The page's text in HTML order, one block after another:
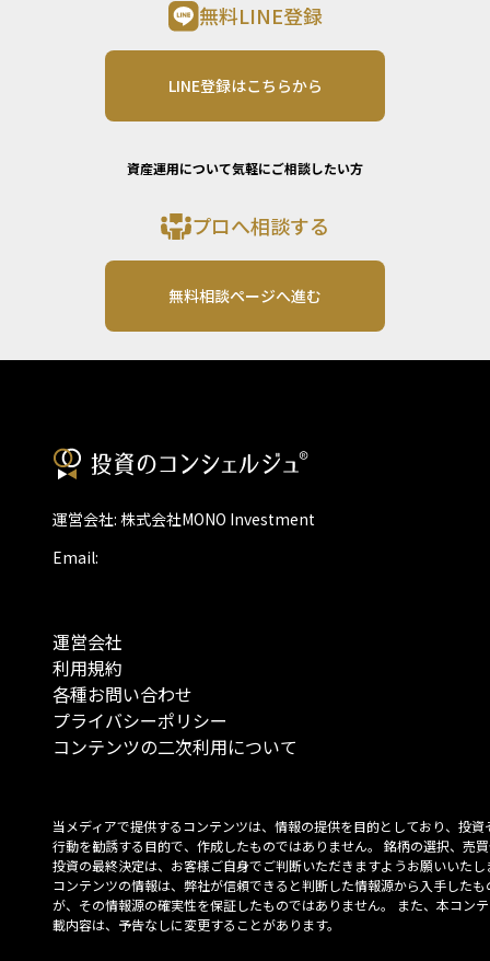
無料LINE登録
LINE登録はこちらから
資産運用について気軽にご相談したい方
プロへ相談する
無料相談ページへ進む
運営会社: 株式会社MONO Investment
Email:
運営会社
利用規約
各種お問い合わせ
プライバシーポリシー
コンテンツの二次利用について
当メディアで提供するコンテンツは、情報の提供を目的としており、投資
行動を勧誘する目的で、作成したものではありません。 銘柄の選択、売
投資の最終決定は、お客様ご自身でご判断いただきますようお願いいたし
コンテンツの情報は、弊社が信頼できると判断した情報源から入手したも
が、その情報源の確実性を保証したものではありません。 また、本コン
載内容は、予告なしに変更することがあります。